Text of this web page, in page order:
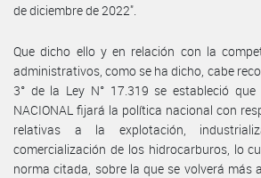
de diciembre de 2022".
Que dicho ello y en relación con la
administrativos, como se ha dicho, cabe
3° de la Ley N° 17.319 se estableció que
NACIONAL fijará la política nacional con
relativas a la explotación,
comercialización de los hidrocarburos, lo
norma citada, sobre la que se volverá más